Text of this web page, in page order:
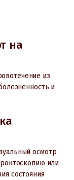
на
из
и
осмотр
или
состояния